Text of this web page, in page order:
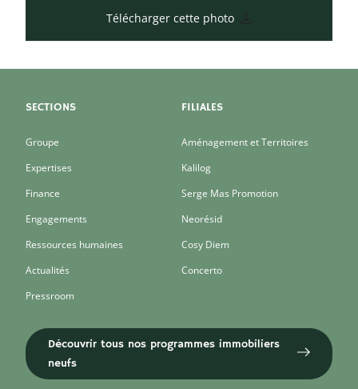
Télécharger cette photo
SECTIONS
Groupe
Expertises
Finance
Engagements
Ressources humaines
Actualités
Pressroom
FILIALES
Aménagement et Territoires
Kalilog
Serge Mas Promotion
Neorésid
Cosy Diem
Concerto
Découvrir tous nos programmes immobiliers
neufs